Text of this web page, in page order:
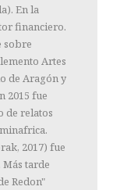
En la
financiero.
sobre
Artes
de Aragón y
2015 fue
de relatos
2017) fue
tarde
Redon"